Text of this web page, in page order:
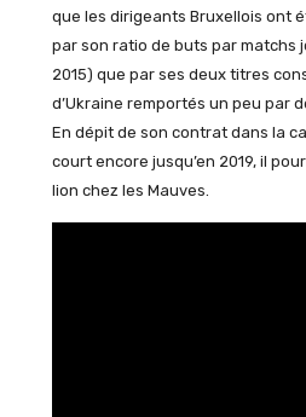
que les dirigeants Bruxellois ont
par son ratio de buts par matchs
2015) que par ses deux titres
d’Ukraine remportés un peu par
En dépit de son contrat dans la
court encore jusqu’en 2019, il
lion chez les Mauves.